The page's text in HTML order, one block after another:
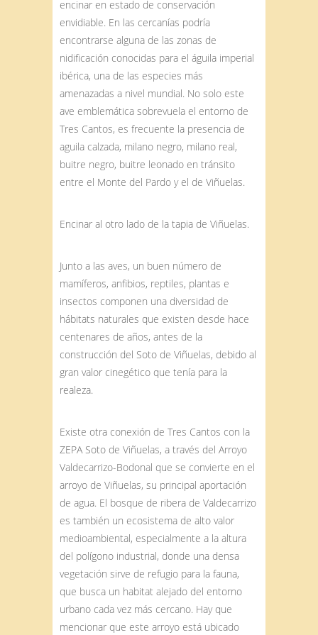
encinar en estado de conservación
envidiable. En las cercanías podría
encontrarse alguna de las zonas de
nidificación conocidas para el águila imperial
ibérica, una de las especies más
amenazadas a nivel mundial. No solo este
ave emblemática sobrevuela el entorno de
Tres Cantos, es frecuente la presencia de
aguila calzada, milano negro, milano real,
buitre negro, buitre leonado en tránsito
entre el Monte del Pardo y el de Viñuelas.
Encinar al otro lado de la tapia de Viñuelas.
Junto a las aves, un buen número de
mamíferos, anfibios, reptiles, plantas e
insectos componen una diversidad de
hábitats naturales que existen desde hace
centenares de años, antes de la
construcción del Soto de Viñuelas, debido al
gran valor cinegético que tenía para la
realeza.
Existe otra conexión de Tres Cantos con la
ZEPA Soto de Viñuelas, a través del Arroyo
Valdecarrizo-Bodonal que se convierte en el
arroyo de Viñuelas, su principal aportación
de agua. El bosque de ribera de Valdecarrizo
es también un ecosistema de alto valor
medioambiental, especialmente a la altura
del polígono industrial, donde una densa
vegetación sirve de refugio para la fauna,
que busca un habitat alejado del entorno
urbano cada vez más cercano. Hay que
mencionar que este arroyo está ubicado